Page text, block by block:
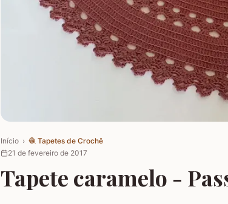
Início › 🧶 Tapetes de Crochê
21 de fevereiro de 2017
Tapete caramelo -